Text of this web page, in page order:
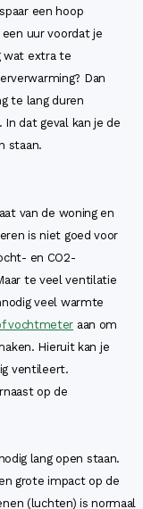
een hoop
uur voordat je
wat extra te
Dan
te lang duren
dat geval kan je de
staan.
van de woning en
is niet goed voor
en CO2-
te veel ventilatie
veel warmte
vochtmeter aan om
Hieruit kan je
ventileert.
op de
lang open staan.
grote impact op de
(luchten) is normaal